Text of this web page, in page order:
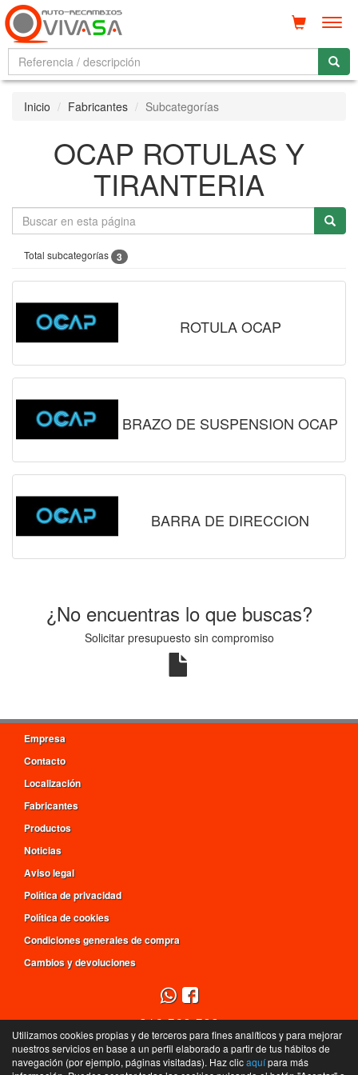
Inicio Fabricantes Subcategorías
OCAP ROTULAS Y
TIRANTERIA
Total subcategorías 3
ROTULA OCAP
BRAZO DE SUSPENSION OCAP
BARRA DE DIRECCION
¿No encuentras lo que buscas?
Solicitar presupuesto sin compromiso
Empresa
Contacto
Localización
Fabricantes
Productos
Noticias
Aviso legal
Política de privacidad
Política de cookies
Condiciones generales de compra
Cambios y devoluciones
916 560 509
L - V de 9h a 14h y de 16h a 20h, S de 9:30h a 14h
C/ Mar Tirreno, 4 - 28830 - San Fernando de Henares - Madrid - España
Utilizamos cookies propias y de terceros para fines analíticos y para mejorar
nuestros servicios en base a un perfil elaborado a partir de tus hábitos de
navegación (por ejemplo, páginas visitadas). Haz clicaquípara más